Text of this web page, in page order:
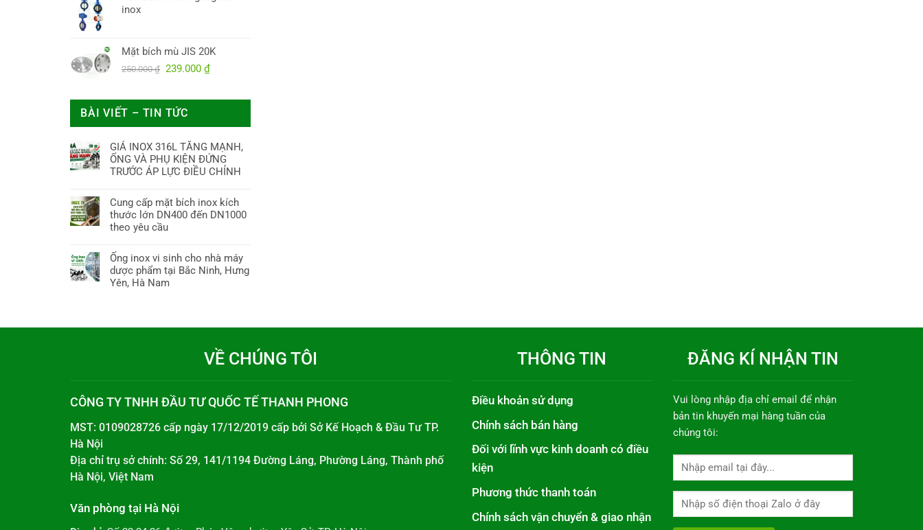
inox
Mặt bích mù JIS 20K
250.000₫ Giá
250.000 ₫.
239.000 ₫Giá
BÀI VIẾT – TIN TỨC
GIÁ INOX 316L TĂNG MẠNH,
ỐNG VÀ PHỤ KIỆN ĐỨNG
TRƯỚC ÁP LỰC ĐIỀU CHỈNH
Cung cấp mặt bích inox kích
thước lớn DN400 đến DN1000
theo yêu cầu
Ống inox vi sinh cho nhà máy
dược phẩm tại Bắc Ninh, Hưng
Yên, Hà Nam
VỀ CHÚNG TÔI
CÔNG TY TNHH ĐẦU TƯ QUỐC TẾ THANH PHONG
MST: 0109028726 cấp ngày 17/12/2019 cấp bởi Sở Kế Hoạch & Đầu Tư TP.
Hà Nội
Địa chỉ trụ sở chính: Số 29, 141/1194 Đường Láng, Phường Láng, Thành phố
Hà Nội, Việt Nam
Văn phòng tại Hà Nội
THÔNG TIN
Điều khoản sử dụng
Chính sách bán hàng
Đối với lĩnh vực kinh doanh có điều
kiện
Phương thức thanh toán
Chính sách vận chuyển & giao nhận
ĐĂNG KÍ NHẬN TIN
Vui lòng nhập địa chỉ email để nhận
bản tin khuyến mại hàng tuần của
chúng tôi: